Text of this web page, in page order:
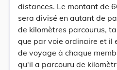
distances. Le montant de
sera divisé en autant de
de kilomètres parcourus,
que par voie ordinaire et il
de voyage à chaque
qu'il a parcouru de